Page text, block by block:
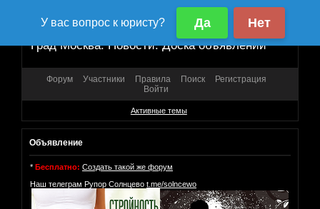
Град Москва. Новости. Доска объявлений
Форум Участники Правила Поиск
Регистрация
Войти
Активные темы
Объявление
* Бесплатно: Создать такой же форум
Наш телеграм Рупор Солнцево t.me/solncewo